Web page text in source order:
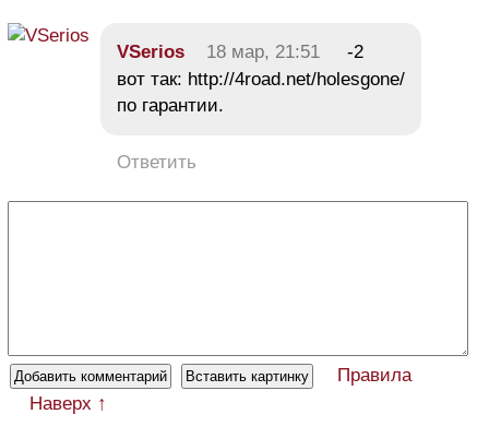
VSerios 18 мар, 21:51
-2
вот так: http://4road.net/holesgone/
по гарантии.
Ответить
Правила
Наверх ↑